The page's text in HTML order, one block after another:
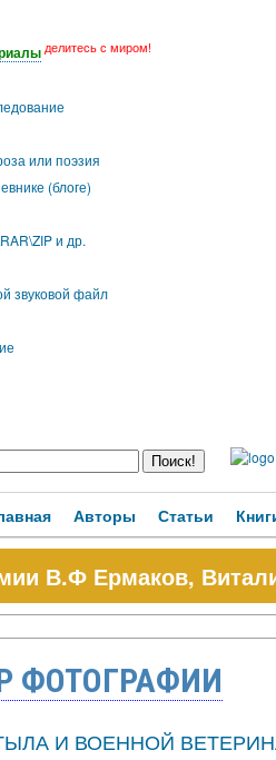
делитесь с миром!
или поэзия
(блоге)
и др.
звуковой файл
Авторы Статьи
В.Ф Ермаков,
ФОТОГРАФИИ
И ВОЕННОЙ